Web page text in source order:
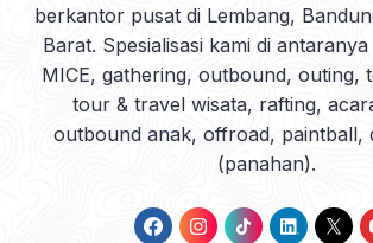
berkantor pusat di Lembang,
Barat. Spesialisasi kami di
MICE, gathering, outbound, outing,
tour & travel wisata, rafting,
outbound anak, offroad, paintball,
(panahan).